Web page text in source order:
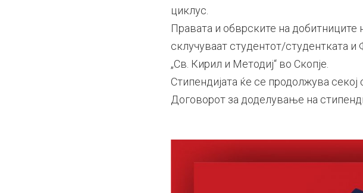
циклус.
Правата и обврските на добитниците
склучуваат студентот/студентката и
„Св. Кирил и Методиј“ во Скопје.
Стипендијата ќе се продолжува
Договорот за доделување на